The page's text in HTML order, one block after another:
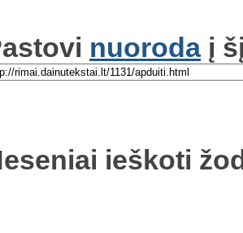
nuorodaį
ieškoti